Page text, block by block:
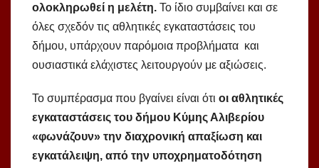
ολοκληρωθεί η μελέτη. Το ίδιο συμβαίνει και σε
όλες σχεδόν τις αθλητικές εγκαταστάσεις του
δήμου, υπάρχουν παρόμοια προβλήματα και
ουσιαστικά ελάχιστες λειτουργούν με αξιώσεις.
Το συμπέρασμα που βγαίνει είναι ότι οι αθλητικές
εγκαταστάσεις του δήμου Κύμης Αλιβερίου
«φωνάζουν» την διαχρονική απαξίωση και
εγκατάλειψη, από την υποχρηματοδότηση